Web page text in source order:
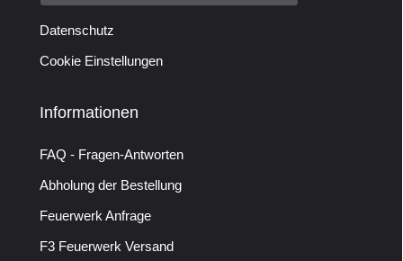
Datenschutz
Cookie Einstellungen
Informationen
FAQ - Fragen-Antworten
Abholung der Bestellung
Feuerwerk Anfrage
F3 Feuerwerk Versand